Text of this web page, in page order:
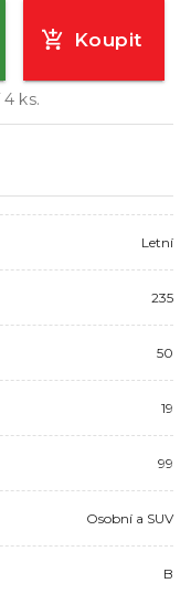
Koupit
4 ks.
Letní
235
50
19
99
Osobní a SUV
B